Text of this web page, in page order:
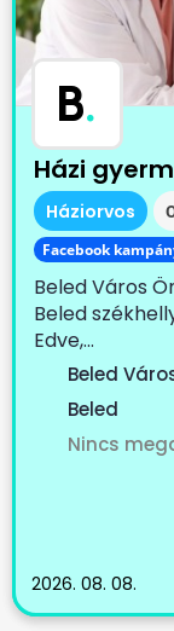
B.
Házi
Háziorvos
Facebook
Beled Város
Beled
Edve,...
Beled
Beled
Nincs
2026. 08. 08.